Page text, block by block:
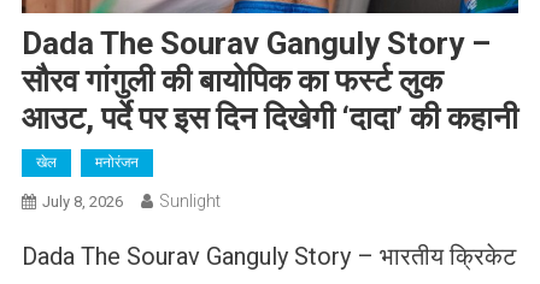
Dada The Sourav Ganguly Story –
सौरव गांगुली की बायोपिक का फर्स्ट लुक
आउट, पर्दे पर इस दिन दिखेगी ‘दादा’ की कहानी
खेल मनोरंजन
July 8, 2026 Sunlight
Dada The Sourav Ganguly Story – भारतीय क्रिकेट